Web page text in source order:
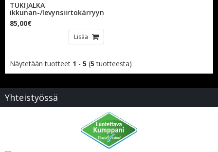
TUKIJALKA
ikkunan-/levynsiirtokärryyn
85,00€
Lisää
Näytetään tuotteet 1 - 5 (5 tuotteesta)
Yhteistyössä